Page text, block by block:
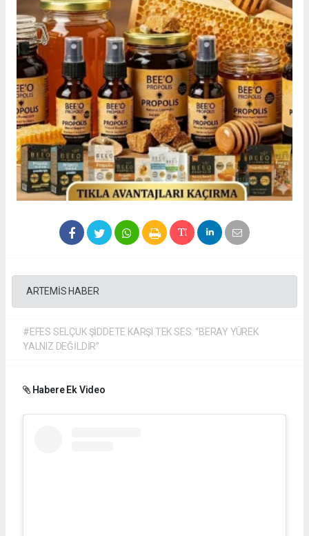
ARTEMİS HABER
#EFES SELÇUK ŞİDDETE KARŞI TEK SES: “BERAY YÜREK
YALNIZ DEĞİLDİR”
Habere Ek Video